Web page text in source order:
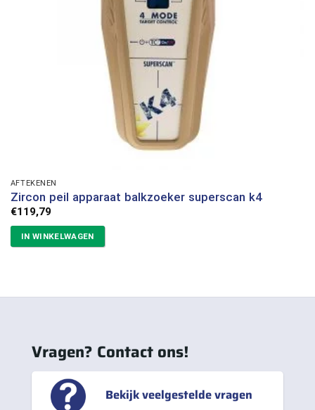
AFTEKENEN
Zircon peil apparaat balkzoeker superscan k4
€119,79
IN WINKELWAGEN
Vragen? Contact ons!
Bekijk veelgestelde vragen